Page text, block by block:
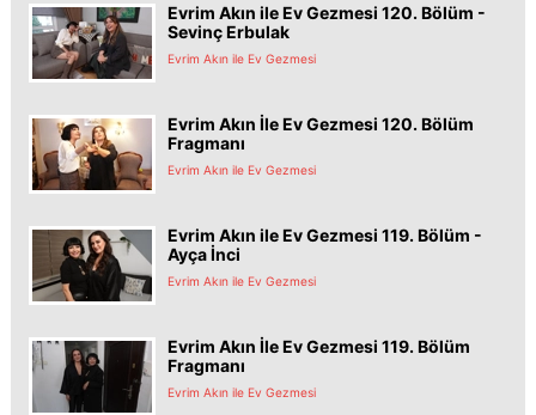
Evrim Akın ile Ev Gezmesi 120. Bölüm -
Sevinç Erbulak
Evrim Akın ile Ev Gezmesi
Evrim Akın İle Ev Gezmesi 120. Bölüm
Fragmanı
Evrim Akın ile Ev Gezmesi
Evrim Akın ile Ev Gezmesi 119. Bölüm -
Ayça İnci
Evrim Akın ile Ev Gezmesi
Evrim Akın İle Ev Gezmesi 119. Bölüm
Fragmanı
Evrim Akın ile Ev Gezmesi